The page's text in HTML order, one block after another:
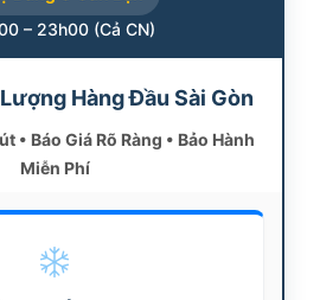
– 23h00 (Cả CN)
Hàng Đầu Sài Gòn
• Báo Giá Rõ Ràng • Bảo Hành
Miễn Phí